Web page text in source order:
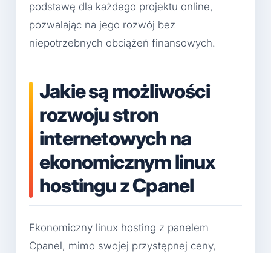
podstawę dla każdego projektu online,
pozwalając na jego rozwój bez
niepotrzebnych obciążeń finansowych.
Jakie są możliwości
rozwoju stron
internetowych na
ekonomicznym linux
hostingu z Cpanel
Ekonomiczny linux hosting z panelem
Cpanel, mimo swojej przystępnej ceny,